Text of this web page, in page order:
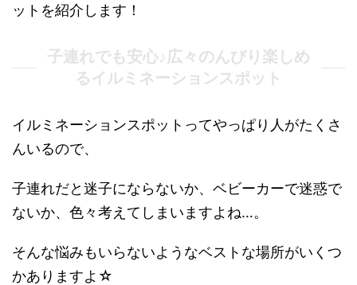
ットを紹介します！
子連れでも安心♪広々のんびり楽しめ
るイルミネーションスポット
イルミネーションスポットってやっぱり人がたくさ
んいるので、
子連れだと迷子にならないか、ベビーカーで迷惑で
ないか、色々考えてしまいますよね…。
そんな悩みもいらないようなベストな場所がいくつ
かありますよ☆